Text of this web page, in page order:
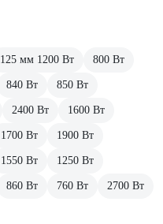
125 мм 1200 Вт 800 Вт
840 Вт 850 Вт
2400 Вт 1600 Вт
1700 Вт 1900 Вт
1550 Вт 1250 Вт
860 Вт 760 Вт 2700 Вт